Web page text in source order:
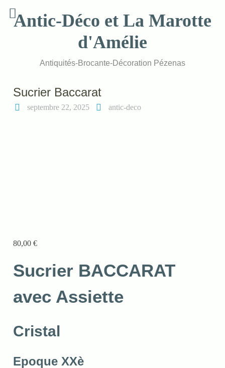
contentAntic-Déco et La Marotte
d'Amélie
Antiquités-Brocante-Décoration Pézenas
Sucrier Baccarat
septembre 22, 2025 antic-deco
80,00€
Sucrier BACCARAT
avec Assiette
Cristal
Epoque XXè